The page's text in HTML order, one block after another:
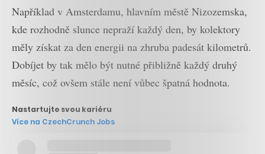
Například v Amsterdamu, hlavním městě Nizozemska,
kde rozhodně slunce nepraží každý den, by kolektory
měly získat za den energii na zhruba padesát kilometrů.
Dobíjet by tak mělo být nutné přibližně každý druhý
měsíc, což ovšem stále není vůbec špatná hodnota.
Nastartujte svou kariéru
Více na CzechCrunch Jobs